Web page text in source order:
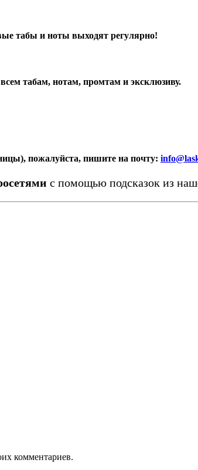
табы и ноты выходят регулярно!
табам, нотам, промтам и эксклюзиву.
пожалуйста, пишите на почту:
с помощью подсказок из
комментариев.